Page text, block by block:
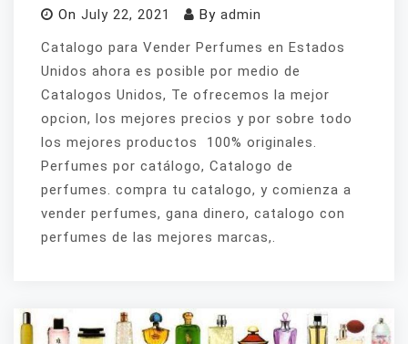
On July 22, 2021 By admin
Catalogo para Vender Perfumes en Estados
Unidos ahora es posible por medio de
Catalogos Unidos, Te ofrecemos la mejor
opcion, los mejores precios y por sobre todo
los mejores productos 100% originales.
Perfumes por catálogo, Catalogo de
perfumes. compra tu catalogo, y comienza a
vender perfumes, gana dinero, catalogo con
perfumes de las mejores marcas,.